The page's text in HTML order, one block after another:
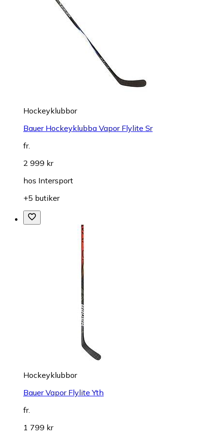
Hockeyklubbor
Bauer Hockeyklubba Vapor Flylite Sr
fr.
2 999 kr
hos Intersport
+5 butiker
Hockeyklubbor
Bauer Vapor Flylite Yth
fr.
1 799 kr